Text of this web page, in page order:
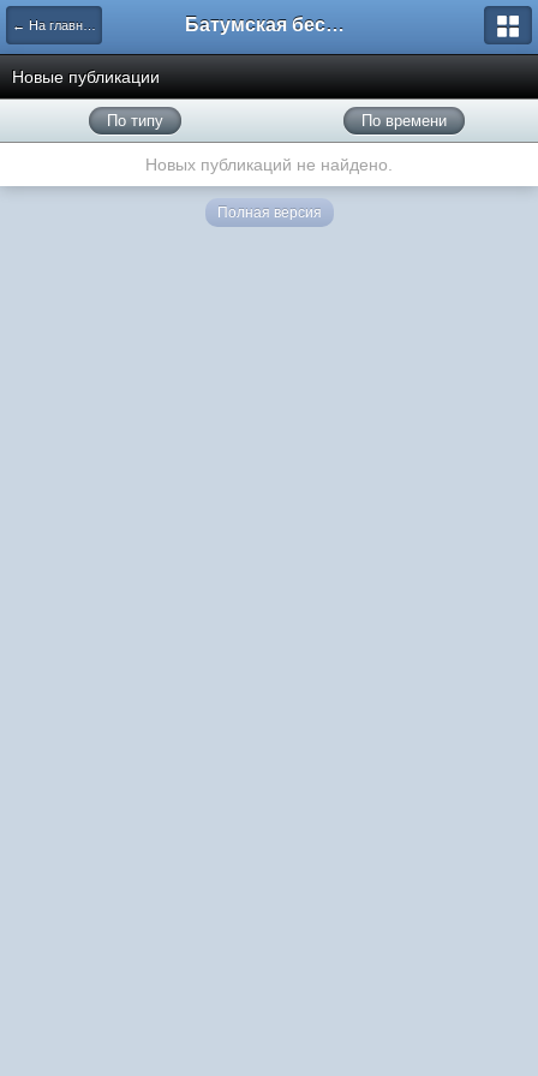
← На главную Батумская беседка
Новые публикации
По типу По времени
Новых публикаций не найдено.
Полная версия